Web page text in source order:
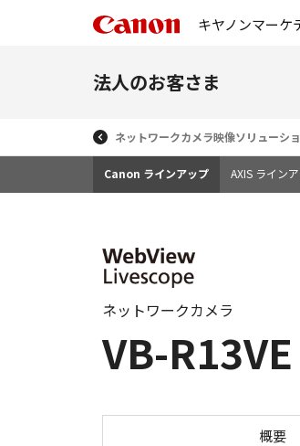
キヤノンマーケ
法人のお客さま
ネットワークカメラ映像ソリューシ
Canon ラインアップ AXIS ライン
VB-
ネットワークカメラ
概要